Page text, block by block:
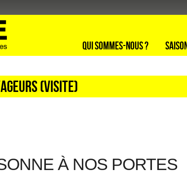
Qui sommes-nous ?
(visite)
À NOS PORTES